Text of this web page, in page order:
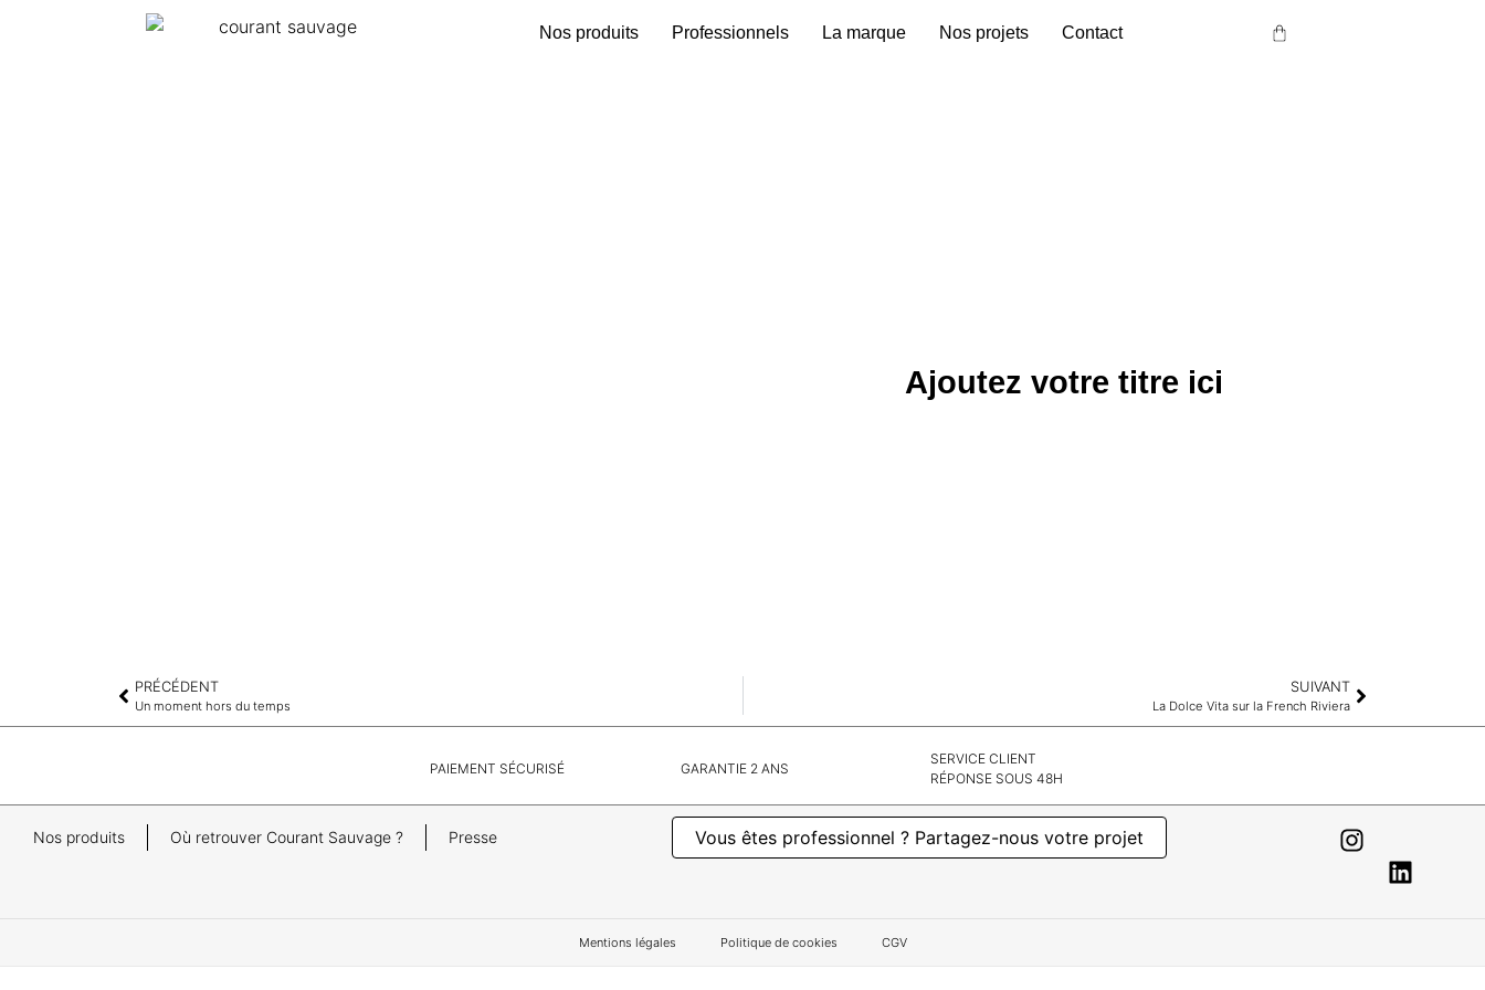
Nos produits Professionnels La marque Nos projets Contact
Ajoutez votre titre ici
PRÉCÉDENT
Un moment hors du temps
SUIVANT
La Dolce Vita sur la French Riviera
PAIEMENT SÉCURISÉ GARANTIE 2 ANS
SERVICE CLIENT
RÉPONSE SOUS 48H
Nos produits Où retrouver Courant Sauvage ? Presse Vous êtes professionnel ? Partagez-nous votre projet
Mentions légales Politique de cookies CGV